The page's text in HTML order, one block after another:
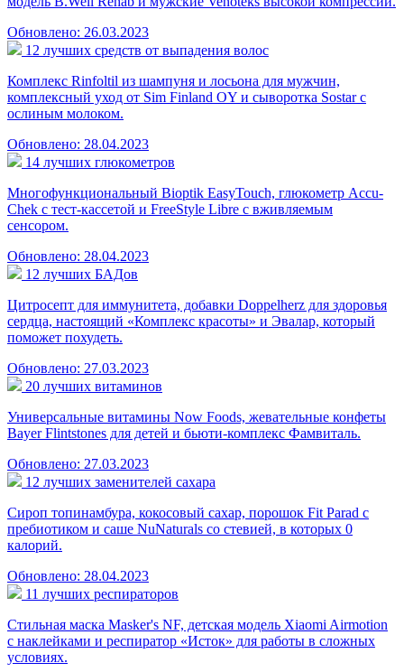
Обновлено: 26.03.2023
12 лучших средств от выпадения волос
Комплекс Rinfoltil из шампуня и лосьона для мужчин,
комплексный уход от Sim Finland OY и сыворотка Sostar с
ослиным молоком.
Обновлено: 28.04.2023
14 лучших глюкометров
Многофункциональный Bioptik EasyTouch, глюкометр Accu-
Chek с тест-кассетой и FreeStyle Libre с вживляемым
сенсором.
Обновлено: 28.04.2023
12 лучших БАДов
Цитросепт для иммунитета, добавки Doppelherz для здоровья
сердца, настоящий «Комплекс красоты» и Эвалар, который
поможет похудеть.
Обновлено: 27.03.2023
20 лучших витаминов
Универсальные витамины Now Foods, жевательные конфеты
Bayer Flintstones для детей и бьюти-комплекс Фамвиталь.
Обновлено: 27.03.2023
12 лучших заменителей сахара
Сироп топинамбура, кокосовый сахар, порошок Fit Parad с
пребиотиком и саше NuNaturals со стевией, в которых 0
калорий.
Обновлено: 28.04.2023
11 лучших респираторов
Стильная маска Masker's NF, детская модель Xiaomi Airmotion
с наклейками и респиратор «Исток» для работы в сложных
условиях.